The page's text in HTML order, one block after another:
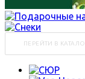
ПЕРЕЙТИ В